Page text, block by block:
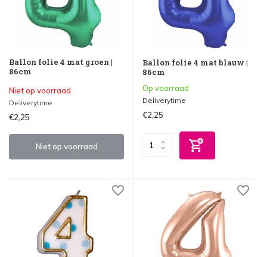
Ballon folie 4 mat groen |
86cm
Niet op voorraad
Deliverytime
€2,25
Niet op voorraad
Ballon folie 4 mat blauw |
86cm
Op voorraad
Deliverytime
€2,25